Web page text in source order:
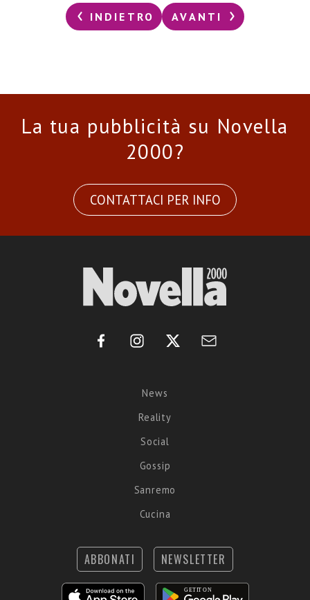
INDIETRO AVANTI
La tua pubblicità su Novella
2000?
CONTATTACI PER INFO
News
Reality
Social
Gossip
Sanremo
Cucina
ABBONATI NEWSLETTER